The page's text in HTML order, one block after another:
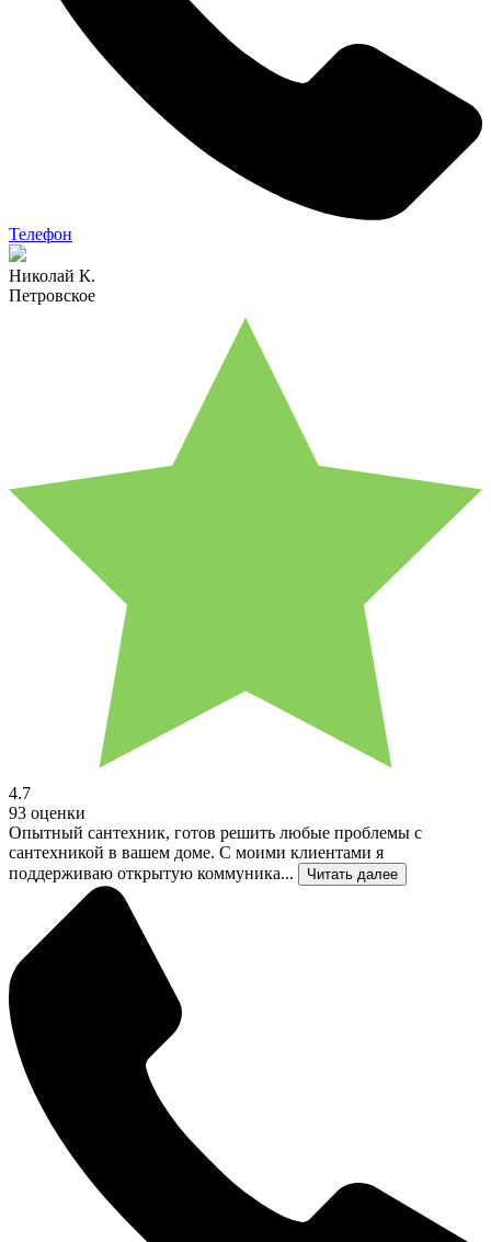
Телефон
Николай К.
Петровское
4.7
93 оценки
Опытный сантехник, готов решить любые проблемы с
сантехникой в вашем доме. С моими клиентами я
поддерживаю открытую коммуника...
Читать далее